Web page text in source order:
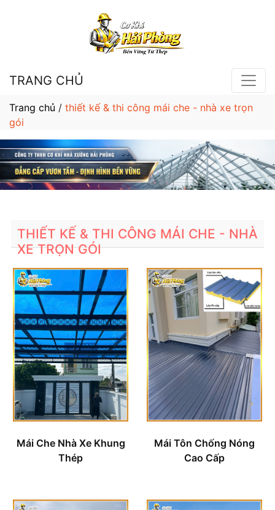
TRANG CHỦ
Trang chủ / thiết kế & thi công mái che - nhà xe trọn
gói
THIẾT KẾ & THI CÔNG MÁI CHE - NHÀ
XE TRỌN GÓI
Mái Che Nhà Xe Khung
Thép
Mái Tôn Chống Nóng
Cao Cấp